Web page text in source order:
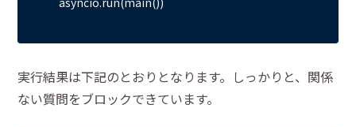
実行結果は下記のとおりとなります。しっかりと、関係
ない質問をブロックできています。